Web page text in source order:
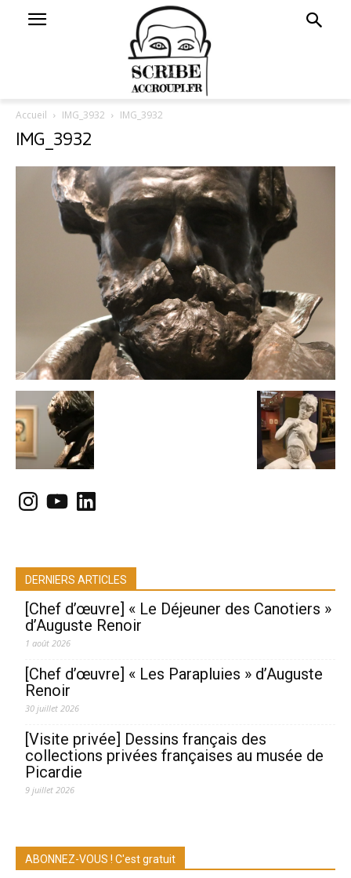
Accueil IMG_3932 IMG_3932
IMG_3932
Instagram
YouTubeLinkedIn
DERNIERS ARTICLES
[Chef d’œuvre] « Le Déjeuner des Canotiers »
d’Auguste Renoir
1 août 2026
[Chef d’œuvre] « Les Parapluies » d’Auguste
Renoir
30 juillet 2026
[Visite privée] Dessins français des
collections privées françaises au musée de
Picardie
9 juillet 2026
ABONNEZ-VOUS ! C'est gratuit